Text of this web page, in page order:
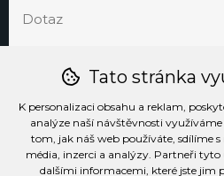
Odesláním souhlasím
Tato stránka
K personalizaci obsahu a reklam,
analýze naší návštěvnosti
tom, jak náš web používáte, sdílíme
média, inzerci a analýzy. Partneři
dalšími informacemi, které jste jim